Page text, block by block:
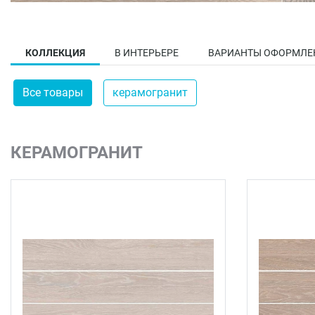
КОЛЛЕКЦИЯ В ИНТЕРЬЕРЕ ВАРИАНТЫ
Все товары керамогранит
КЕРАМОГРАНИТ